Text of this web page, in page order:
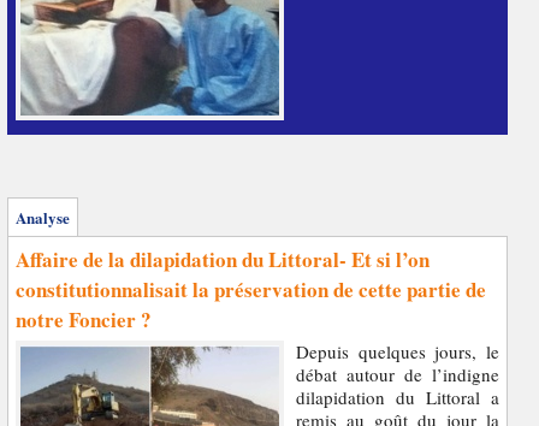
Analyse
Affaire de la dilapidation du Littoral- Et si l’on
constitutionnalisait la préservation de cette partie de
notre Foncier ?
Depuis quelques jours, le
débat autour de l’indigne
dilapidation du Littoral a
remis au goût du jour la